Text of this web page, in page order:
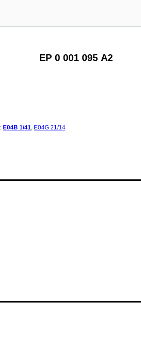
EP 0 001 095 A2
: E04B 1/41, E04G 21/14